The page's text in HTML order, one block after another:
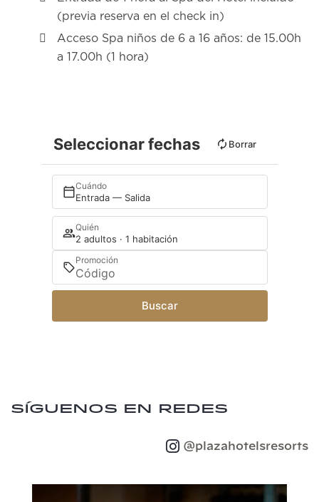
(previa reserva en el check in)
Acceso Spa niños de 6 a 16 años: de 15.00h
a 17.00h (1 hora)
Seleccionar fechas Borrar
Cuándo
Entrada — Salida
Quién
2 adultos · 1 habitación
Promoción
Buscar
Síguenos en redes
@plazahotelsresorts